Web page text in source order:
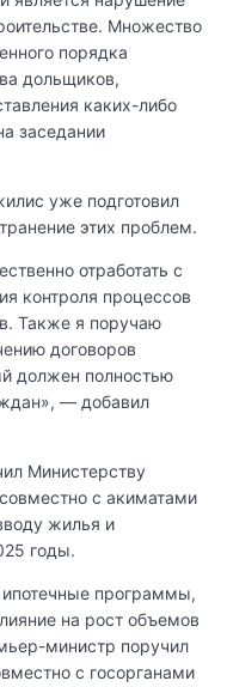
Множество
порядка
дольщиков,
каких-либо
заседании
уже подготовил
этих проблем.
отработать с
контроля процессов
Также я поручаю
договоров
должен полностью
— добавил
Министерству
с акиматами
жилья и
годы.
программы,
на рост объемов
министр поручил
с госорганами